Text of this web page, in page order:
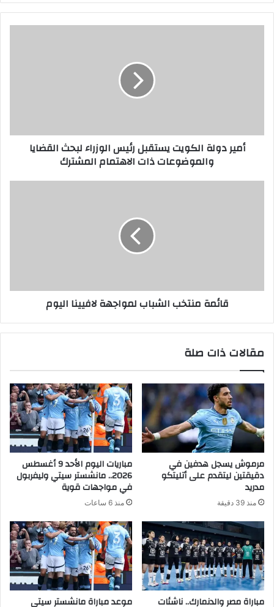
أمير دولة الكويت يستقبل رئيس الوزراء لبحث القضايا
والموضوعات ذات الاهتمام المشترك
قائمة منتخب الشباب لمواجهة لافيينا اليوم
مقالات ذات صلة
مرموش يسجل هدفين في
دقيقتين ليتقدم على أتليتكو
مدريد
منذ 39 دقيقة
مباريات اليوم الأحد 9 أغسطس
2026.. مانشستر سيتي وليفربول
في مواجهات قوية
منذ 6 ساعات
مباراة مصر والدنمارك.. ناشئات موعد مباراة مانشستر سيتى